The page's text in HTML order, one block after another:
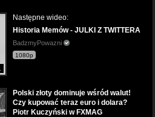
Następne wideo:
Historia Memów - JULKI Z TWITTERA
BadzmyPowazni
1080p
Polski złoty dominuje wśród walut!
Czy kupować teraz euro i dolara?
Piotr Kuczyński w FXMAG